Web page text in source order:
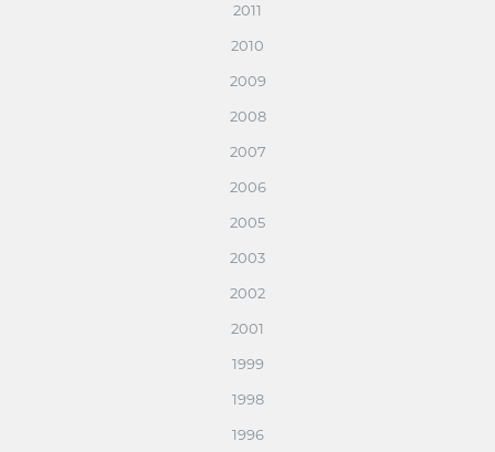
2011
2010
2009
2008
2007
2006
2005
2003
2002
2001
1999
1998
1996